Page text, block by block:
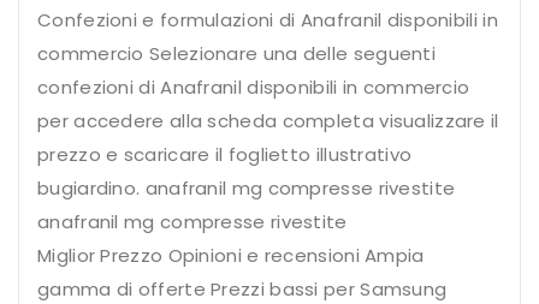
Confezioni e formulazioni di Anafranil disponibili in
commercio Selezionare una delle seguenti
confezioni di Anafranil disponibili in commercio
per accedere alla scheda completa visualizzare il
prezzo e scaricare il foglietto illustrativo
bugiardino. anafranil mg compresse rivestite
anafranil mg compresse rivestite
Miglior Prezzo Opinioni e recensioni Ampia
gamma di offerte Prezzi bassi per Samsung